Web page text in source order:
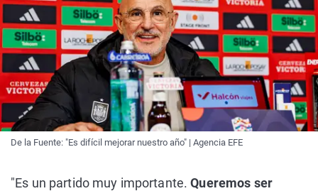
De la Fuente: "Es difícil mejorar nuestro año" | Agencia EFE
"Es un partido muy importante.Queremos ser